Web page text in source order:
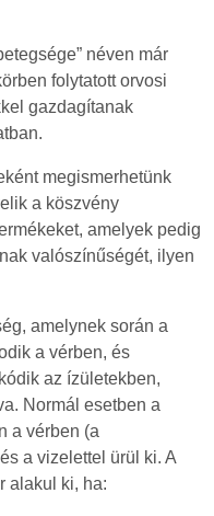
néven már
folytatott orvosi
gazdagítanak
megismerhetünk
a köszvény
amelyek pedig
valószínűségét, ilyen
amelynek során a
a vérben, és
az ízületekben,
Normál esetben a
a vérben (a
a vizelettel ürül ki. A
alakul ki, ha: